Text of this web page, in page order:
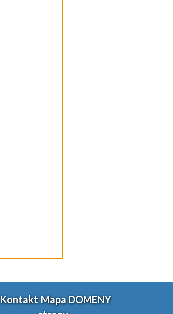
Kontakt MapaDOMENY
Wybierz i